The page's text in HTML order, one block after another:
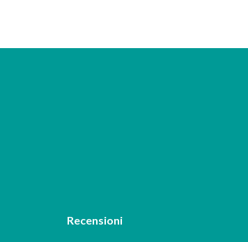
Recensioni